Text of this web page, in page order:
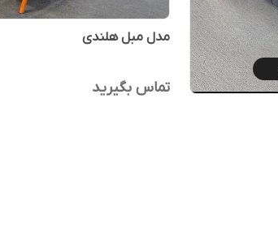
مدل مبل هلندی
تماس بگیرید